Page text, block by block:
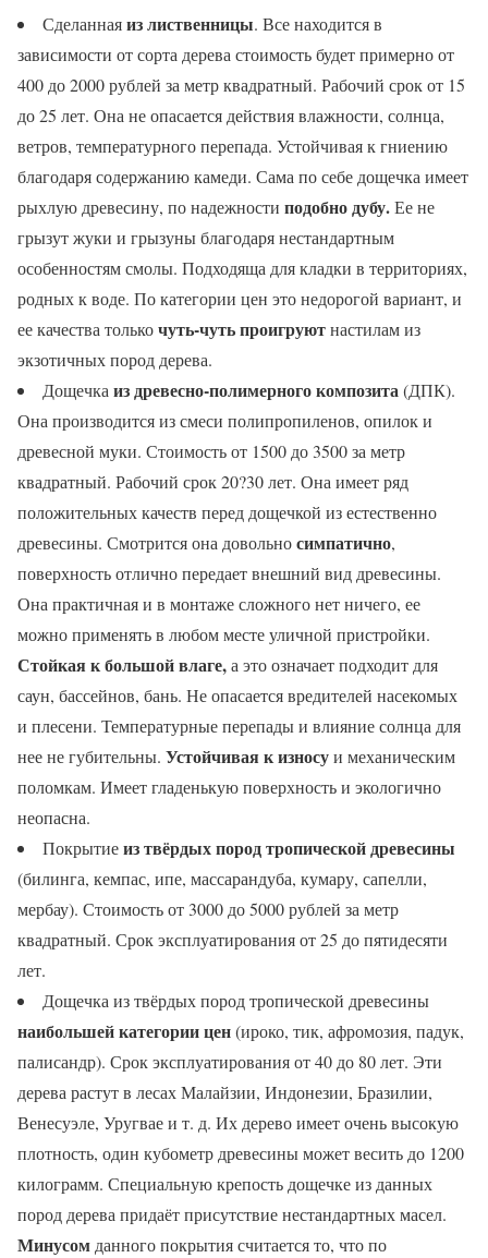
Сделаннаяиз лиственницы. Все находится в
зависимости от сорта дерева стоимость будет примерно от
400 до 2000 рублей за метр квадратный. Рабочий срок от 15
до 25 лет. Она не опасается действия влажности, солнца,
ветров, температурного перепада. Устойчивая к гниению
благодаря содержанию камеди. Сама по себе дощечка имеет
рыхлую древесину, по надежности подобно дубу.Ее не
грызут жуки и грызуны благодаря нестандартным
особенностям смолы. Подходяща для кладки в территориях,
родных к воде. По категории цен это недорогой вариант, и
ее качества толькочуть-чуть проигруютнастилам из
экзотичных пород дерева.
Дощечка из древесно-полимерного композита(ДПК).
Она производится из смеси полипропиленов, опилок и
древесной муки. Стоимость от 1500 до 3500 за метр
квадратный. Рабочий срок 20?30 лет. Она имеет ряд
положительных качеств перед дощечкой из естественно
древесины. Смотрится она довольносимпатично,
поверхность отлично передает внешний вид древесины.
Она практичная и в монтаже сложного нет ничего, ее
можно применять в любом месте уличной пристройки.
Стойкая к большой влаге,а это означает подходит для
саун, бассейнов, бань. Не опасается вредителей насекомых
и плесени. Температурные перепады и влияние солнца для
нее не губительны. Устойчивая к износуи механическим
поломкам. Имеет гладенькую поверхность и экологично
неопасна.
Покрытиеиз твёрдых пород тропической древесины
(билинга, кемпас, ипе, массарандуба, кумару, сапелли,
мербау). Стоимость от 3000 до 5000 рублей за метр
квадратный. Срок эксплуатирования от 25 до пятидесяти
лет.
Дощечка из твёрдых пород тропической древесины
наибольшей категории цен(ироко, тик, афромозия, падук,
палисандр). Срок эксплуатирования от 40 до 80 лет. Эти
дерева растут в лесах Малайзии, Индонезии, Бразилии,
Венесуэле, Уругвае и т. д. Их дерево имеет очень высокую
плотность, один кубометр древесины может весить до 1200
килограмм. Специальную крепость дощечке из данных
пород дерева придаёт присутствие нестандартных масел.
Минусом данного покрытия считается то, что по